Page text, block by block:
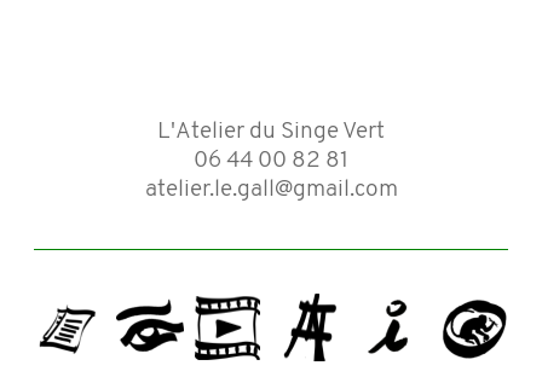
L'Atelier du Singe Vert
06 44 00 82 81
atelier.le.gall@gmail.com